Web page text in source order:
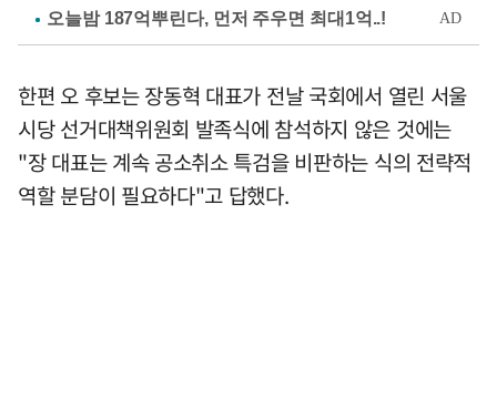
한편 오 후보는 장동혁 대표가 전날 국회에서 열린 서울
시당 선거대책위원회 발족식에 참석하지 않은 것에는
"장 대표는 계속 공소취소 특검을 비판하는 식의 전략적
역할 분담이 필요하다"고 답했다.